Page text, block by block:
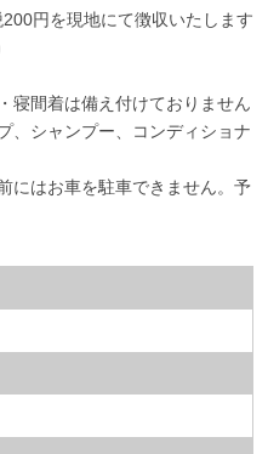
円を現地にて徴収いたします
寝間着は備え付けておりません
、シャンプー、コンディショナ
にはお車を駐車できません。予